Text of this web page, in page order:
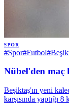
SPOR
#Spor#Futbol#
Nübel'den maç
Beşiktaş'ın yeni
karşısında yaptığı